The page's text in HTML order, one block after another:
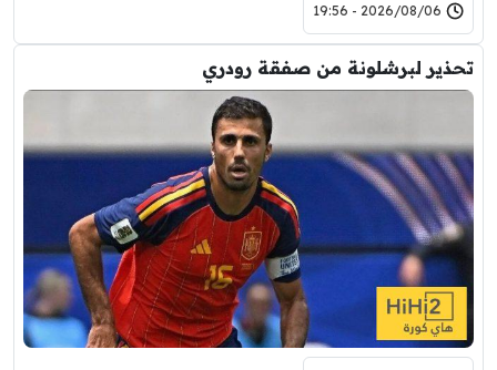
2026/08/06 - 19:56
تحذير لبرشلونة من صفقة رودري